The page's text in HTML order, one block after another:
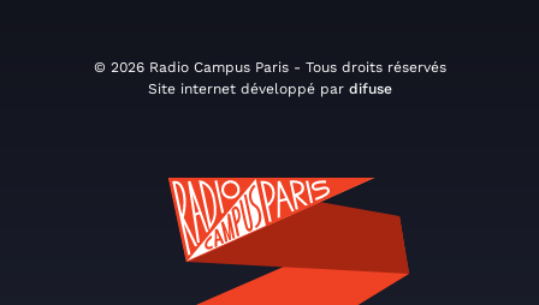
© 2026 Radio Campus Paris - Tous droits réservés
Site internet développé par difuse